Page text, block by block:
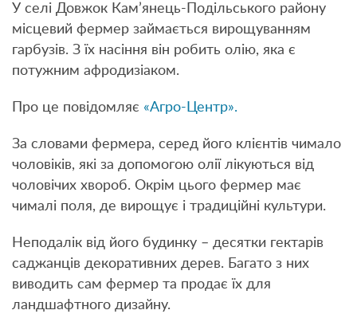
У селі Довжок Кам’янець-Подільського району
місцевий фермер займається вирощуванням
гарбузів. З їх насіння він робить олію, яка є
потужним афродизіаком.
Про це повідомляє «Агро-Центр».
За словами фермера, серед його клієнтів чимало
чоловіків, які за допомогою олії лікуються від
чоловічих хвороб. Окрім цього фермер має
чималі поля, де вирощує і традиційні культури.
Неподалік від його будинку – десятки гектарів
саджанців декоративних дерев. Багато з них
виводить сам фермер та продає їх для
ландшафтного дизайну.